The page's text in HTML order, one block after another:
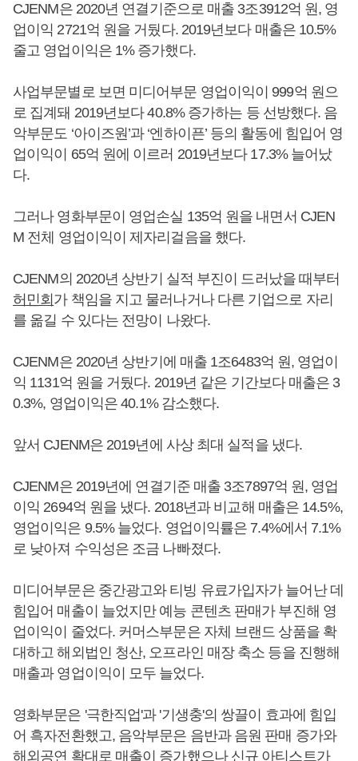
CJENM은 2020년 연결기준으로 매출 3조3912억 원, 영
업이익 2721억 원을 거뒀다. 2019년보다 매출은 10.5%
줄고 영업이익은 1% 증가했다.
사업부문별로 보면 미디어부문 영업이익이 999억 원으
로 집계돼 2019년보다 40.8% 증가하는 등 선방했다. 음
악부문도 ‘아이즈원’과 ‘엔하이픈’ 등의 활동에 힘입어 영
업이익이 65억 원에 이르러 2019년보다 17.3% 늘어났
다.
그러나 영화부문이 영업손실 135억 원을 내면서 CJEN
M 전체 영업이익이 제자리걸음을 했다.
CJENM의 2020년 상반기 실적 부진이 드러났을 때부터
허민회가 책임을 지고 물러나거나 다른 기업으로 자리
를 옮길 수 있다는 전망이 나왔다.
CJENM은 2020년 상반기에 매출 1조6483억 원, 영업이
익 1131억 원을 거뒀다. 2019년 같은 기간보다 매출은 3
0.3%, 영업이익은 40.1% 감소했다.
앞서 CJENM은 2019년에 사상 최대 실적을 냈다.
CJENM은 2019년에 연결기준 매출 3조7897억 원, 영업
이익 2694억 원을 냈다. 2018년과 비교해 매출은 14.5%,
영업이익은 9.5% 늘었다. 영업이익률은 7.4%에서 7.1%
로 낮아져 수익성은 조금 나빠졌다.
미디어부문은 중간광고와 티빙 유료가입자가 늘어난 데
힘입어 매출이 늘었지만 예능 콘텐츠 판매가 부진해 영
업이익이 줄었다. 커머스부문은 자체 브랜드 상품을 확
대하고 해외법인 청산, 오프라인 매장 축소 등을 진행해
매출과 영업이익이 모두 늘었다.
영화부문은 '극한직업'과 '기생충'의 쌍끌이 효과에 힘입
어 흑자전환했고, 음악부문은 음반과 음원 판매 증가와
해외공연 확대로 매출이 증가했으나 신규 아티스트가